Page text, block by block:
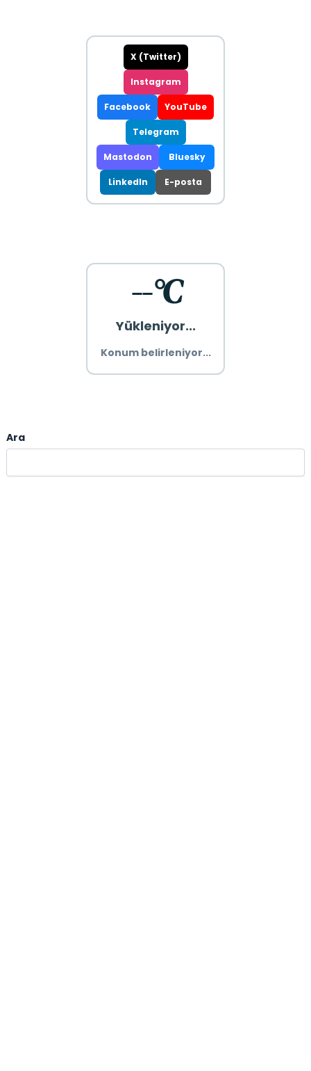
X (Twitter)
Instagram
Facebook YouTube
Telegram
Mastodon Bluesky
LinkedIn E-posta
--°C
Yükleniyor...
Konum belirleniyor...
Ara